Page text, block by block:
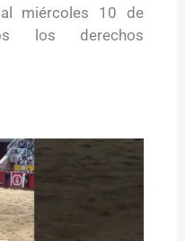
miércoles 10 de
los derechos